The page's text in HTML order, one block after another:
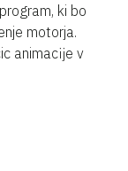
ki bo
motorja.
animacĳe v